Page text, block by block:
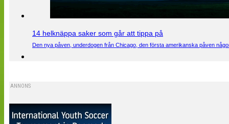
14 helknäppa saker som går att tippa på
Den nya påven, underdogen från Chicago, den första amerikanska påven
ANNONS